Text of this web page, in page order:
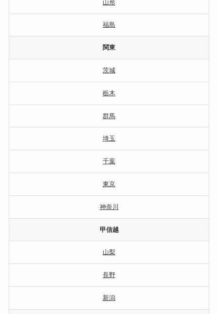
山形
福島
関東
茨城
栃木
群馬
埼玉
千葉
東京
神奈川
甲信越
山梨
長野
新潟